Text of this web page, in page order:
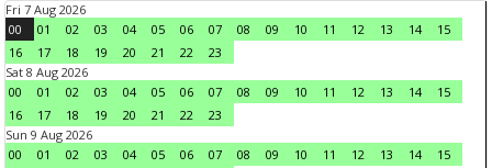
Fri 7 Aug 2026
00
01 02 03 04 05 06 07 08 09 10 11 12 13 14
15
16
17 18 19 20 21 22
23
Sat 8 Aug 2026
00
01 02 03 04 05 06 07 08 09 10 11 12 13 14
15
16
17 18 19 20 21 22
23
Sun 9 Aug 2026
00
01 02 03 04 05 06 07 08 09 10 11 12 13 14
15